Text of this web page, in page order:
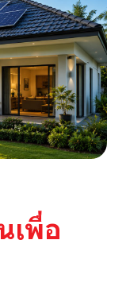
เพื่อ